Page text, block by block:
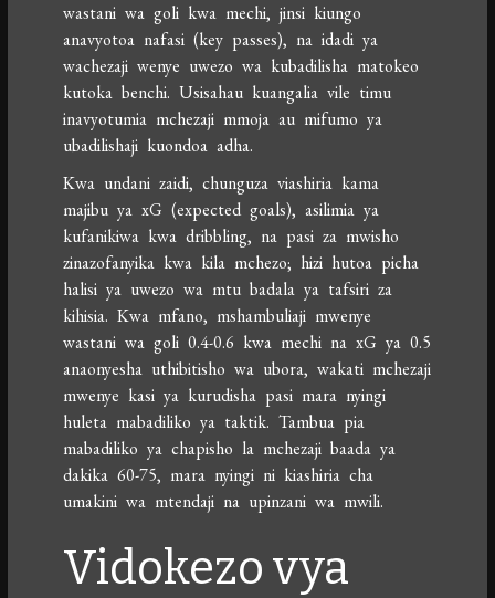
wastani wa goli kwa mechi, jinsi kiungo
anavyotoa nafasi (key passes), na idadi ya
wachezaji wenye uwezo wa kubadilisha matokeo
kutoka benchi. Usisahau kuangalia vile timu
inavyotumia mchezaji mmoja au mifumo ya
ubadilishaji kuondoa adha.
Kwa undani zaidi, chunguza viashiria kama
majibu ya xG (expected goals), asilimia ya
kufanikiwa kwa dribbling, na pasi za mwisho
zinazofanyika kwa kila mchezo; hizi hutoa picha
halisi ya uwezo wa mtu badala ya tafsiri za
kihisia. Kwa mfano, mshambuliaji mwenye
wastani wa goli 0.4-0.6 kwa mechi na xG ya 0.5
anaonyesha uthibitisho wa ubora, wakati mchezaji
mwenye kasi ya kurudisha pasi mara nyingi
huleta mabadiliko ya taktik. Tambua pia
mabadiliko ya chapisho la mchezaji baada ya
dakika 60-75, mara nyingi ni kiashiria cha
umakini wa mtendaji na upinzani wa mwili.
Vidokezo vya